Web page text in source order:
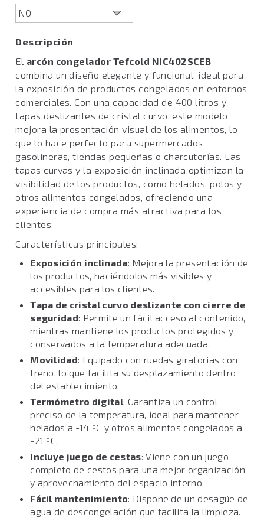
Descripción
El arcón congelador Tefcold NIC402SCEB
combina un diseño elegante y funcional, ideal para
la exposición de productos congelados en entornos
comerciales. Con una capacidad de 400 litros y
tapas deslizantes de cristal curvo, este modelo
mejora la presentación visual de los alimentos, lo
que lo hace perfecto para supermercados,
gasolineras, tiendas pequeñas o charcuterías. Las
tapas curvas y la exposición inclinada optimizan la
visibilidad de los productos, como helados, polos y
otros alimentos congelados, ofreciendo una
experiencia de compra más atractiva para los
clientes.
Características principales:
Exposición inclinada: Mejora la presentación de
los productos, haciéndolos más visibles y
accesibles para los clientes.
Tapa de cristal curvo deslizante con cierre de
seguridad: Permite un fácil acceso al contenido,
mientras mantiene los productos protegidos y
conservados a la temperatura adecuada.
Movilidad: Equipado con ruedas giratorias con
freno, lo que facilita su desplazamiento dentro
del establecimiento.
Termómetro digital: Garantiza un control
preciso de la temperatura, ideal para mantener
helados a -14 ºC y otros alimentos congelados a
-21 ºC.
Incluye juego de cestas: Viene con un juego
completo de cestos para una mejor organización
y aprovechamiento del espacio interno.
Fácil mantenimiento: Dispone de un desagüe de
agua de descongelación que facilita la limpieza.